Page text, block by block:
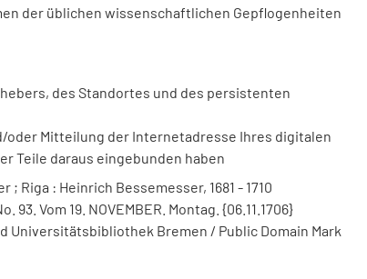
der üblichen wissenschaftlichen Gepflogenheiten
des Standortes und des persistenten
oder Mitteilung der Internetadresse Ihres digitalen
Teile daraus eingebunden haben
Riga : Heinrich Bessemesser, 1681 - 1710
93. Vom 19. NOVEMBER. Montag. {06.11.1706}
Universitätsbibliothek Bremen / Public Domain Mark